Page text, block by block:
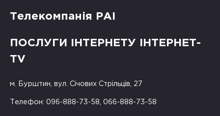
Телекомпанія РАІ
ПОСЛУГИ ІНТЕРНЕТУ ІНТЕРНЕТ-
TV
м. Бурштин, вул. Січових Стрільців, 27
Телефон: 096-888-73-58, 066-888-73-58